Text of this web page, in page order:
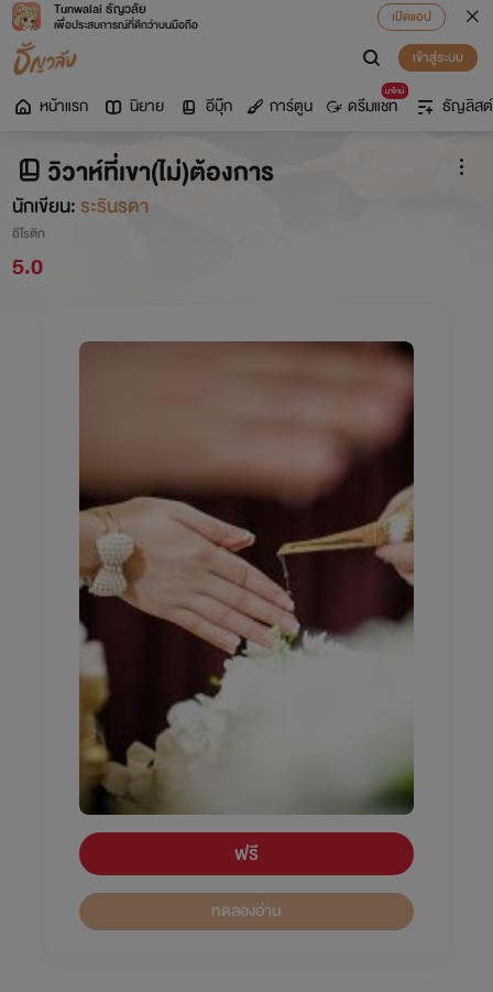
Tunwalai ธัญวลัย
เพื่อประสบการณ์ที่ดีกว่าบนมือถือ
เปิดแอป
เข้าสู่ระบบ
หน้าแรก นิยาย อีบุ๊ก การ์ตูน
มาใหม่
ดรีมแชท ธัญลิสต์
วิวาห์ที่เขา(ไม่)ต้องการ
นักเขียน:ระรินรดา
อีโรติก
5.0
ฟรี
ทดลองอ่าน